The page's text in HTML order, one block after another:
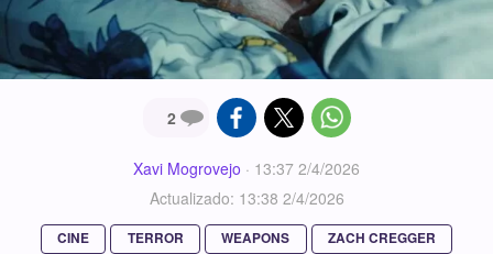
2
Xavi Mogrovejo · 13:37 2/4/2026
Actualizado: 13:38 2/4/2026
CINE TERROR WEAPONS ZACH CREGGER